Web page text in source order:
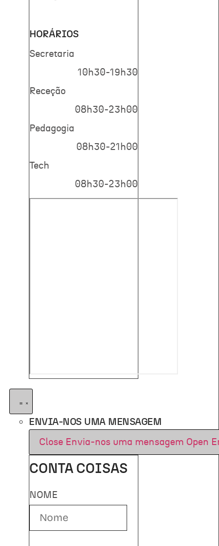
HORÁRIOS
Secretaria
10h30-19h30
Receção
08h30-23h00
Pedagogia
08h30-21h00
Tech
08h30-23h00
ENVIA-NOS UMA MENSAGEM
Close Envia-nos uma mensagem Open
CONTA COISAS
NOME